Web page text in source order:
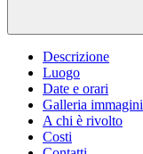
Descrizione
Luogo
Date e orari
Galleria immagini
A chi è rivolto
Costi